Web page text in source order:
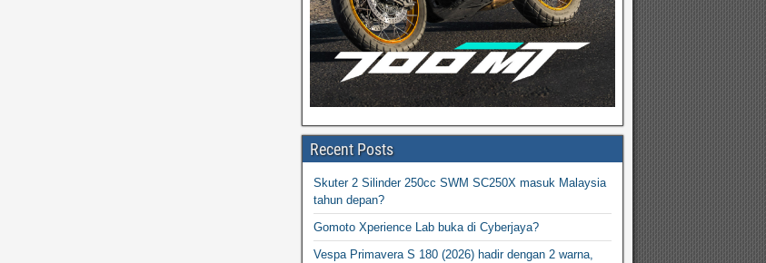
Recent Posts
Skuter 2 Silinder 250cc SWM SC250X masuk Malaysia
tahun depan?
Gomoto Xperience Lab buka di Cyberjaya?
Vespa Primavera S 180 (2026) hadir dengan 2 warna,